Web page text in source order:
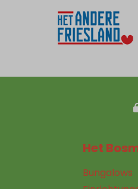
Het
Bungalows